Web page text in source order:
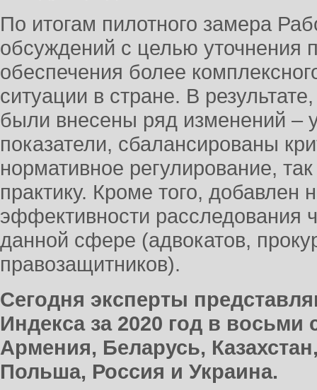
По итогам пилотного замера
обсуждений с целью уточнения
обеспечения более
ситуации в стране. В
были внесены ряд изменений –
показатели, сбалансированы
нормативное регулирование,
практику. Кроме того, добавлен
эффективности расследования
данной сфере (адвокатов,
правозащитников).
Сегодня эксперты
Индекса за 2020 год в
Армения, Беларусь,
Польша, Россия и Украина.